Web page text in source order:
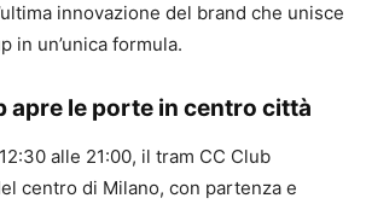
innovazione del brand che unisce
in un’unica formula.
apre le porte in centro città
alle 21:00, il tram CC Club
centro di Milano, con partenza e